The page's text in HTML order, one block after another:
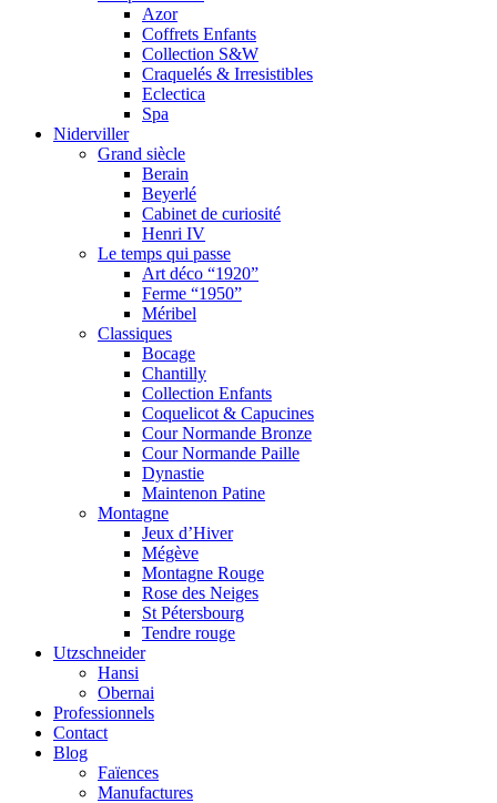
Azor
Coffrets Enfants
Collection S&W
Craquelés & Irresistibles
Eclectica
Spa
Niderviller
Grand siècle
Berain
Beyerlé
Cabinet de curiosité
Henri IV
Le temps qui passe
Art déco “1920”
Ferme “1950”
Méribel
Classiques
Bocage
Chantilly
Collection Enfants
Coquelicot & Capucines
Cour Normande Bronze
Cour Normande Paille
Dynastie
Maintenon Patine
Montagne
Jeux d’Hiver
Mégève
Montagne Rouge
Rose des Neiges
St Pétersbourg
Tendre rouge
Utzschneider
Hansi
Obernai
Professionnels
Contact
Blog
Faïences
Manufactures